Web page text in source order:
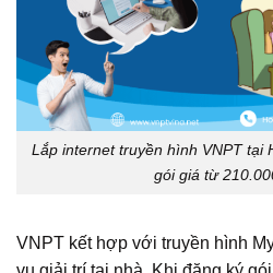
Lắp internet truyền hình VNPT tại
gói giá từ
VNPT kết hợp với truyền hình